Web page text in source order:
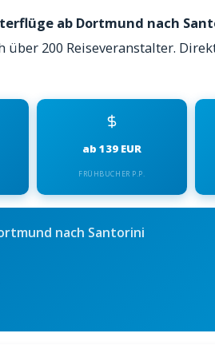
ab Dortmund nach
über 200 Reiseveranstalter.
ab 139 EUR
FRÜHBUCHER P.P.
nach Santorini